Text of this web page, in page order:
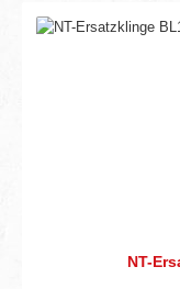
NT-